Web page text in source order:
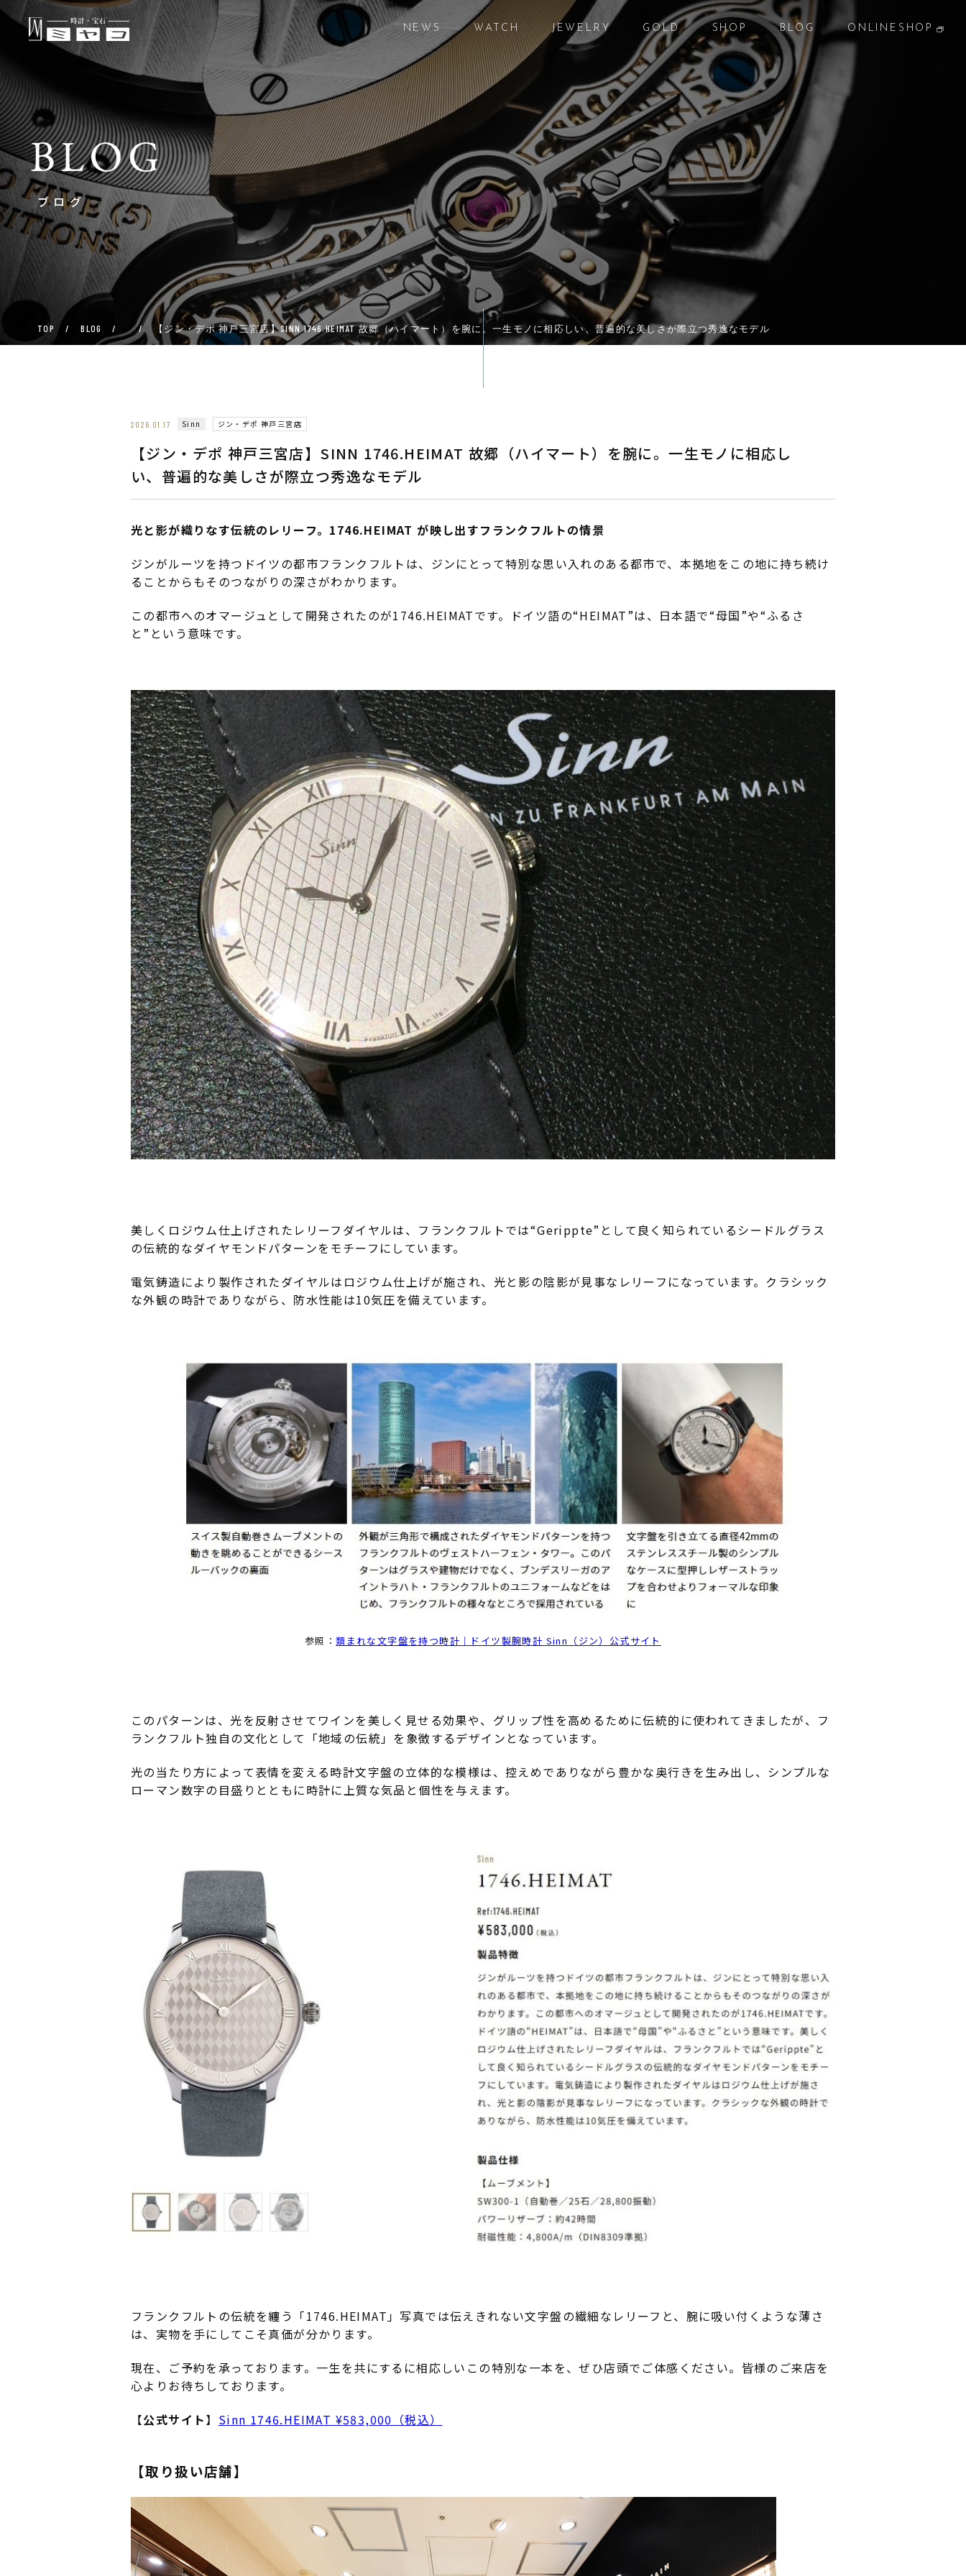
BLOG
ブログ
TOP / BLOG / / 【ジン・デポ 神戸三宮店】SINN 1746.HEIMAT 故郷（ハイマート）を腕に。一生モノに相応しい、普遍的な美しさが際立つ秀逸なモデル
NEWS
ニュース
WATCH
腕時計
JEWELRY
ジュエリー
GOLD
貴金属
SHOP
店 舗
BLOG
ブログ
ONLINESHOP
オンラインショップ
2026.01.17 Sinn ジン・デポ 神戸三宮店
【ジン・デポ 神戸三宮店】SINN 1746.HEIMAT 故郷（ハイマート）を腕に。一生モノに相応し
い、普遍的な美しさが際立つ秀逸なモデル
光と影が織りなす伝統のレリーフ。1746.HEIMAT が映し出すフランクフルトの情景
ジンがルーツを持つドイツの都市フランクフルトは、ジンにとって特別な思い入れのある都市で、本拠地をこの地に持ち続け
ることからもそのつながりの深さがわかります。
この都市へのオマージュとして開発されたのが1746.HEIMATです。ドイツ語の“HEIMAT”は、日本語で“母国”や“ふるさ
と”という意味です。
美しくロジウム仕上げされたレリーフダイヤルは、フランクフルトでは“Gerippte”として良く知られているシードルグラス
の伝統的なダイヤモンドパターンをモチーフにしています。
電気鋳造により製作されたダイヤルはロジウム仕上げが施され、光と影の陰影が見事なレリーフになっています。クラシック
な外観の時計でありながら、防水性能は10気圧を備えています。
参照：類まれな文字盤を持つ時計｜ドイツ製腕時計 Sinn（ジン）公式サイト
このパターンは、光を反射させてワインを美しく見せる効果や、グリップ性を高めるために伝統的に使われてきましたが、フ
ランクフルト独自の文化として「地域の伝統」を象徴するデザインとなっています。
光の当たり方によって表情を変える時計文字盤の立体的な模様は、控えめでありながら豊かな奥行きを生み出し、シンプルな
ローマン数字の目盛りとともに時計に上質な気品と個性を与えます。
フランクフルトの伝統を纏う「1746.HEIMAT」写真では伝えきれない文字盤の繊細なレリーフと、腕に吸い付くような薄さ
は、実物を手にしてこそ真価が分かります。
現在、ご予約を承っております。一生を共にするに相応しいこの特別な一本を、ぜひ店頭でご体感ください。皆様のご来店を
心よりお待ちしております。
【公式サイト】 Sinn 1746.HEIMAT ¥583,000（税込）
【取り扱い店舗】